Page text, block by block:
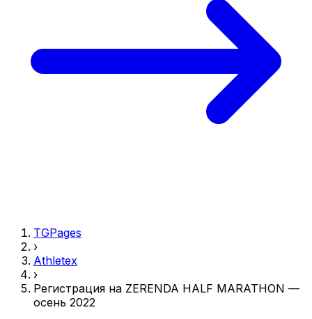
TGPages
›
Athletex
›
Регистрация на ZERENDA HALF MARATHON —
осень 2022